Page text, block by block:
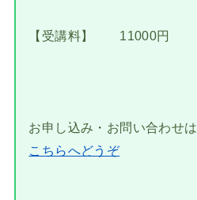
【受講料】 11000円
お申し込み・お問い合わせは
こちらへどうぞ